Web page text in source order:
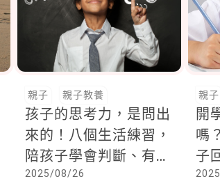
親子 親子教養
孩子的思考力，是問出
來的！八個生活練習，
陪孩子學會判斷、有能
力解決問題
2025/08/26
親子
開
嗎
子
一